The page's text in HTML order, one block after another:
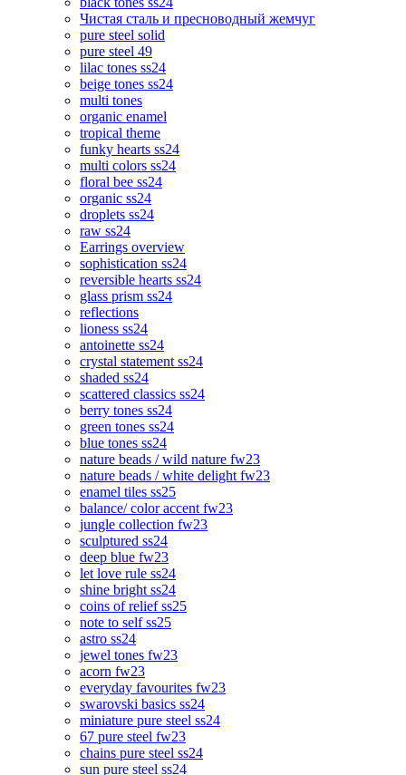
Чистая сталь и пресноводный жемчуг
pure steel solid
pure steel 49
lilac tones ss24
beige tones ss24
multi tones
organic enamel
tropical theme
funky hearts ss24
multi colors ss24
floral bee ss24
organic ss24
droplets ss24
raw ss24
Earrings overview
sophistication ss24
reversible hearts ss24
glass prism ss24
reflections
lioness ss24
antoinette ss24
crystal statement ss24
shaded ss24
scattered classics ss24
berry tones ss24
green tones ss24
blue tones ss24
nature beads / wild nature fw23
nature beads / white delight fw23
enamel tiles ss25
balance/ color accent fw23
jungle collection fw23
sculptured ss24
deep blue fw23
let love rule ss24
shine bright ss24
coins of relief ss25
note to self ss25
astro ss24
jewel tones fw23
acorn fw23
everyday favourites fw23
swarovski basics ss24
miniature pure steel ss24
67 pure steel fw23
chains pure steel ss24
sun pure steel ss24